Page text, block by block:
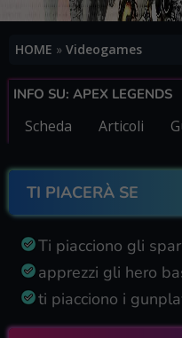
HOME » Videogames
INFO SU: APEX LEGENDS
Scheda Articoli
TI PIACERÀ SE
Ti piacciono gli
apprezzi gli hero
ti piacciono i